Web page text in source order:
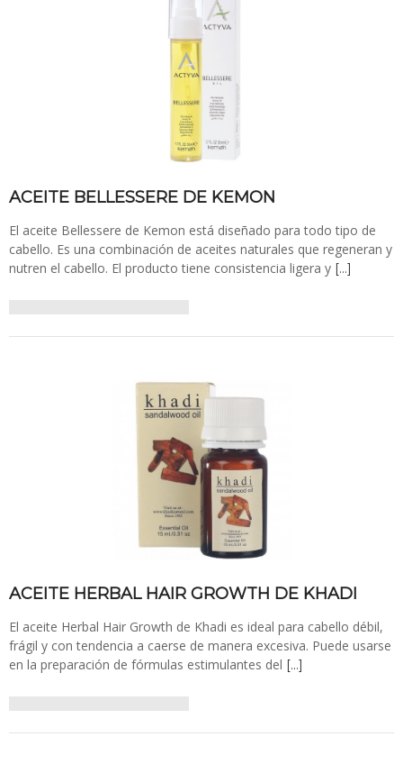
ACEITE BELLESSERE DE KEMON
El aceite Bellessere de Kemon está diseñado para todo tipo de
cabello. Es una combinación de aceites naturales que regeneran y
nutren el cabello. El producto tiene consistencia ligera y […]
ACEITE HERBAL HAIR GROWTH DE KHADI
El aceite Herbal Hair Growth de Khadi es ideal para cabello débil,
frágil y con tendencia a caerse de manera excesiva. Puede usarse
en la preparación de fórmulas estimulantes del […]